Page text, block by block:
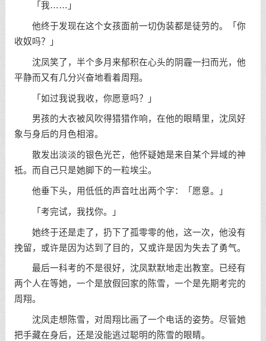
「我……」
他终于发现在这个女孩面前一切伪装都是徒劳的。「你
收奴吗？」
沈凤笑了，半个多月来郁积在心头的阴霾一扫而光，他
平静而又有几分兴奋地看着周翔。
「如过我说我收，你愿意吗？」
男孩的大衣被风吹得猎猎作响，在他的眼睛里，沈凤好
象与身后的月色相溶。
散发出淡淡的银色光芒，他怀疑她是来自某个异域的神
祗。而自己只是她脚下的一粒埃尘。
他垂下头，用低低的声音吐出两个字：「愿意。」
「考完试，我找你。」
她终于还是走了，扔下了孤零零的他，这一次，他没有
挽留，或许是因为达到了目的，又或许是因为失去了勇气。
最后一科考的不是很好，沈凤默默地走出教室。已经有
两个人在等她，一个是放假回家的陈雪，一个是先期考完的
周翔。
沈凤走想陈雪，对周翔比画了一个电话的姿势。尽管她
把手藏在身后，还是没能逃过聪明的陈雪的眼睛。